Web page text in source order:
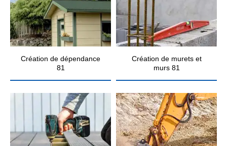
Création de dépendance
81
Création de murets et
murs 81